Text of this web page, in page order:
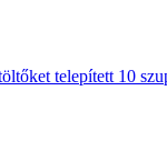
telepített 10